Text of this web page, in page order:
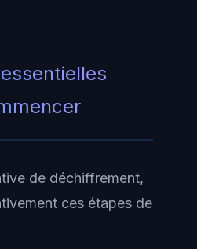
de déchiffrement,
ces étapes de